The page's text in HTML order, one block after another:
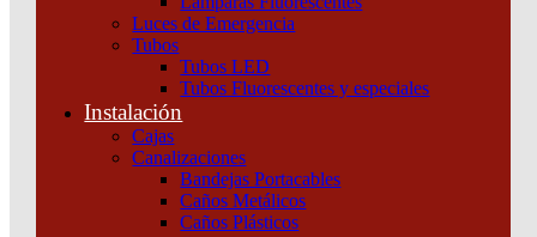
Luces de Emergencia
Tubos
Tubos LED
Tubos Fluorescentes y especiales
Instalación
Cajas
Canalizaciones
Bandejas Portacables
Caños Metálicos
Caños Plásticos